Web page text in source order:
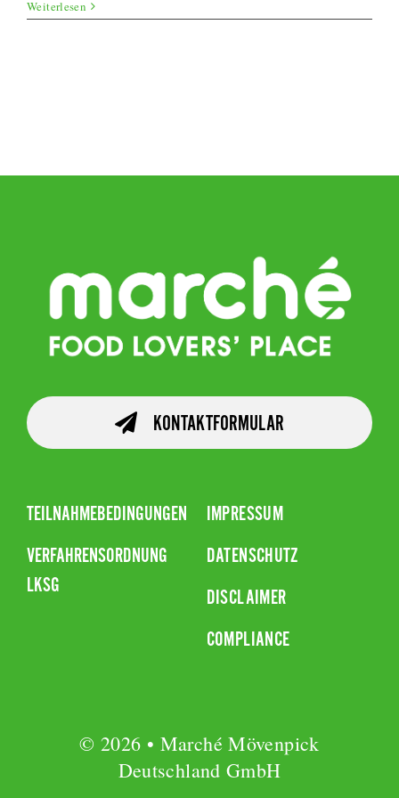
Weiterlesen
KONTAKTFORMULAR
TEILNAHMEBEDINGUNGEN
VERFAHRENSORDNUNG
LKSG
IMPRESSUM
DATENSCHUTZ
DISCLAIMER
COMPLIANCE
© 2026 • Marché Mövenpick
Deutschland GmbH